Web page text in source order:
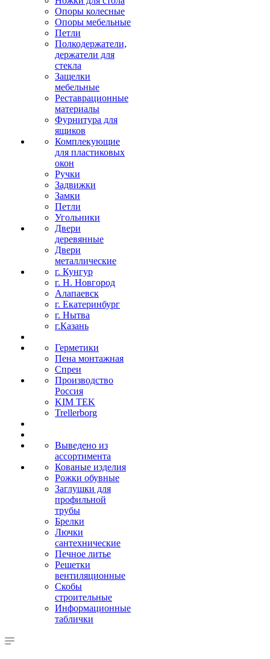
Опоры колесные
Опоры мебельные
Петли
Полкодержатели,
держатели для
стекла
Защелки
мебельные
Реставрационные
материалы
Фурнитура для
ящиков
Комплекующие
для пластиковых
окон
Ручки
Задвижки
Замки
Петли
Угольники
Двери
деревянные
Двери
металлические
г. Кунгур
г. Н. Новгород
Алапаевск
г. Екатеринбург
г. Нытва
г.Казань
Герметики
Пена монтажная
Спреи
Производство
Россия
KIM TEK
Trellerborg
Выведено из
ассортимента
Кованые изделия
Рожки обувные
Заглушки для
профильной
трубы
Брелки
Лючки
сантехнические
Печное литье
Решетки
вентиляционные
Скобы
строительные
Информационные
таблички